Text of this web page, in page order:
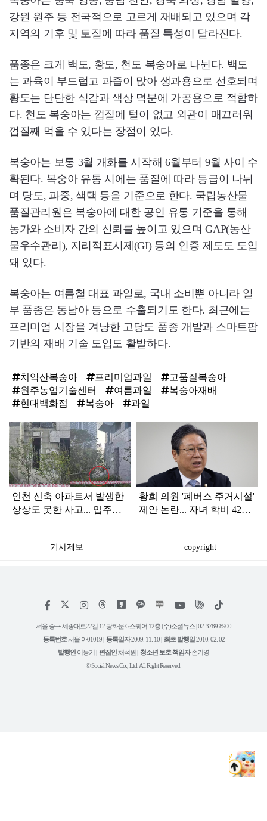
강원 원주 등 전국적으로 고르게 재배되고 있으며 각
지역의 기후 및 토질에 따라 품질 특성이 달라진다.
품종은 크게 백도, 황도, 천도 복숭아로 나뉜다. 백도
는 과육이 부드럽고 과즙이 많아 생과용으로 선호되며
황도는 단단한 식감과 색상 덕분에 가공용으로 적합하
다. 천도 복숭아는 껍질에 털이 없고 외관이 매끄러워
껍질째 먹을 수 있다는 장점이 있다.
복숭아는 보통 3월 개화를 시작해 6월부터 9월 사이 수
확된다. 복숭아 유통 시에는 품질에 따라 등급이 나뉘
며 당도, 과중, 색택 등을 기준으로 한다. 국립농산물
품질관리원은 복숭아에 대한 공인 유통 기준을 통해
농가와 소비자 간의 신뢰를 높이고 있으며 GAP(농산
물우수관리), 지리적표시제(GI) 등의 인증 제도도 도입
돼 있다.
복숭아는 여름철 대표 과일로, 국내 소비뿐 아니라 일
부 품종은 동남아 등으로 수출되기도 한다. 최근에는
프리미엄 시장을 겨냥한 고당도 품종 개발과 스마트팜
기반의 재배 기술 도입도 활발하다.
치악산복숭아 프리미엄과일
고품질복숭아
원주농업기술센터
여름과일
복숭아재배
현대백화점
복숭아 과일
탑
라
인
인천 신축 아파트서 발생한
상상도 못한 사고... 입주민
황희 의원 '폐버스 주거시설'
제안 논란... 자녀 학비 4200
기사제보 copyright
페
스
인
타
램
위
트
유
튜
틱
서울 중구 세종대로22길 12 광화문 G스퀘어 12층 (주)소셜뉴스 | 02-3789-8900
등록번호 서울 아01019 | 등록일자2009. 11. 10 | 최초 발행일2010. 02. 02
발행인 이동기 | 편집인채석원 | 청소년 보호 책임자손기영
© Social News Co., Ltd. All Right Reserved.